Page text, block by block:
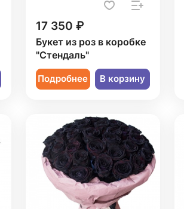
17 350 ₽
Букет из роз в коробке
"Стендаль"
Подробнее В корзину